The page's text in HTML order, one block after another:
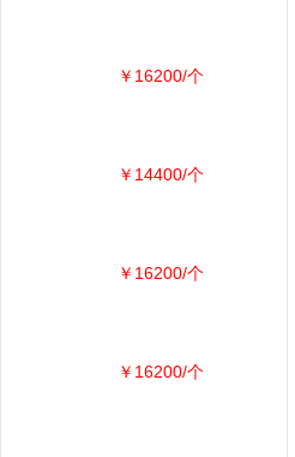
￥16200/个
￥14400/个
￥16200/个
￥16200/个